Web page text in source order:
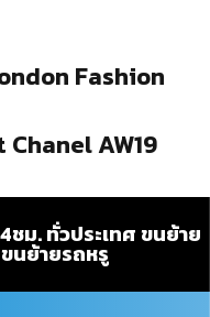
Fashion
AW19
ชม. ทั่วประเทศ ขนย้าย
นย้ายรถหรู